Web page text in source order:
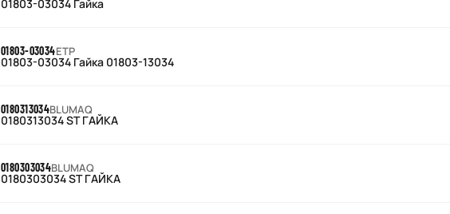
01803-03034 Гайка
01803-03034ETP
01803-03034 Гайка 01803-13034
0180313034BLUMAQ
0180313034 ST ГАЙКА
0180303034BLUMAQ
0180303034 ST ГАЙКА